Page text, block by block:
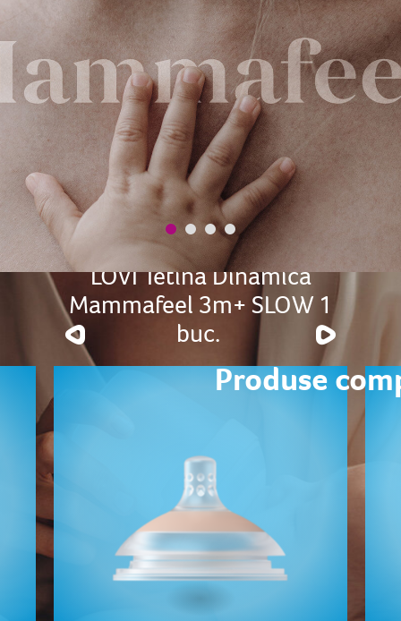
Produse
LOVI Tetină Dinamică
Mammafeel 3m+ SLOW 1
buc. ​